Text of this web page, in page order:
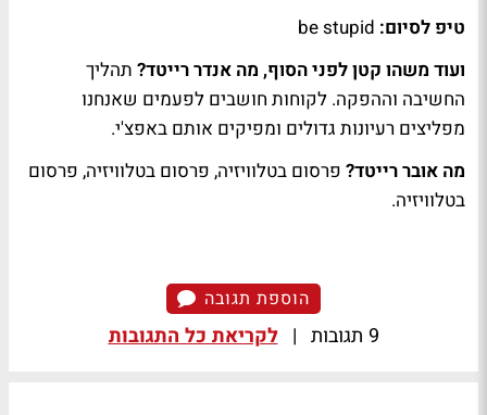
טיפ לסיום:
ועוד משהו קטן לפני הסוף, מה אנדר רייטד? תהליך
החשיבה וההפקה. לקוחות חושבים לפעמים שאנחנו
מפליצים רעיונות גדולים ומפיקים אותם באפצ'י.
מה אובר רייטד? פרסום בטלוויזיה, פרסום בטלוויזיה, פרסום
בטלוויזיה.
הוספת תגובה
9 תגובות | לקריאת כל התגובות